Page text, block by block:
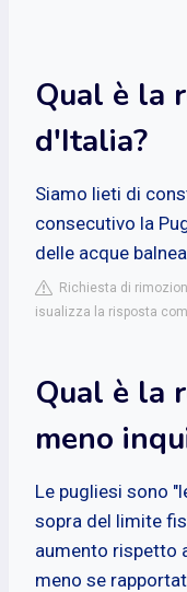
Qual è la
d'Italia?
Siamo lieti di
consecutivo la
delle acque
Richiesta di
isualizza la risposta
Qual è la
meno
Le pugliesi sono
sopra del limite
aumento rispetto
meno se